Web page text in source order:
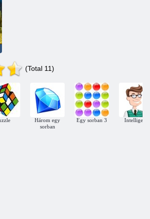
(Total 11)
Három egy
sorban
Egy sorban 3 Intelligens